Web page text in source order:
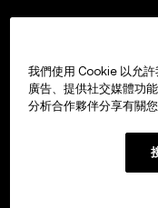
我們使用 Cookie 以允
廣告、提供社交媒體功
分析合作夥伴分享有關